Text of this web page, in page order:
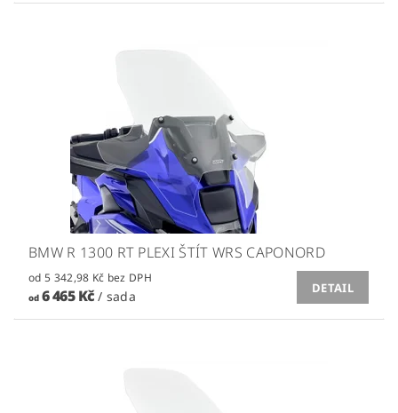
BMW R 1300 RT PLEXI ŠTÍT WRS CAPONORD
od 5 342,98 Kč bez DPH
od6 465 Kč/ sada
DETAIL